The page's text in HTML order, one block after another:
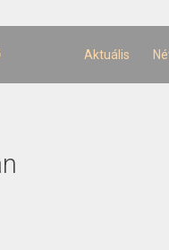
Aktuális